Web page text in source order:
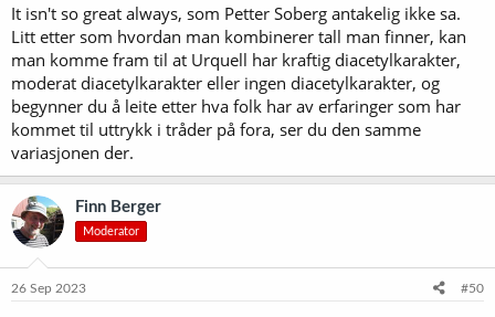
It isn't so great always, som Petter Soberg antakelig ikke sa.
Litt etter som hvordan man kombinerer tall man finner, kan
man komme fram til at Urquell har kraftig diacetylkarakter,
moderat diacetylkarakter eller ingen diacetylkarakter, og
begynner du å leite etter hva folk har av erfaringer som har
kommet til uttrykk i tråder på fora, ser du den samme
variasjonen der.
Finn Berger
Moderator
26 Sep 2023 #50